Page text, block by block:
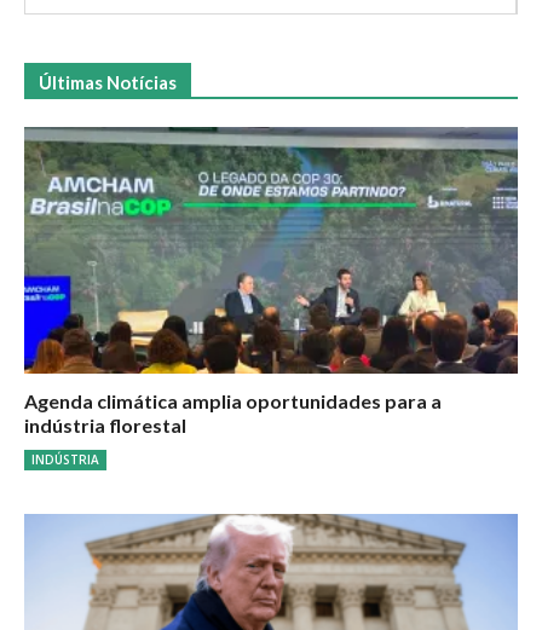
Últimas Notícias
Agenda climática amplia oportunidades para a
indústria florestal
INDÚSTRIA